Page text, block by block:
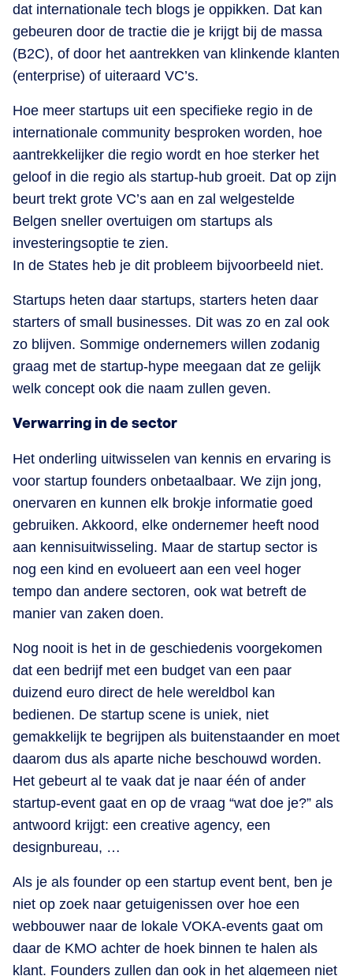
dat internationale tech blogs je oppikken. Dat kan
gebeuren door de tractie die je krijgt bij de massa
(B2C), of door het aantrekken van klinkende klanten
(enterprise) of uiteraard VC’s.
Hoe meer startups uit een specifieke regio in de
internationale community besproken worden, hoe
aantrekkelijker die regio wordt en hoe sterker het
geloof in die regio als startup-hub groeit. Dat op zijn
beurt trekt grote VC’s aan en zal welgestelde
Belgen sneller overtuigen om startups als
investeringsoptie te zien.
In de States heb je dit probleem bijvoorbeeld niet.
Startups heten daar startups, starters heten daar
starters of small businesses. Dit was zo en zal ook
zo blijven. Sommige ondernemers willen zodanig
graag met de startup-hype meegaan dat ze gelijk
welk concept ook die naam zullen geven.
Verwarring in de sector
Het onderling uitwisselen van kennis en ervaring is
voor startup founders onbetaalbaar. We zijn jong,
onervaren en kunnen elk brokje informatie goed
gebruiken. Akkoord, elke ondernemer heeft nood
aan kennisuitwisseling. Maar de startup sector is
nog een kind en evolueert aan een veel hoger
tempo dan andere sectoren, ook wat betreft de
manier van zaken doen.
Nog nooit is het in de geschiedenis voorgekomen
dat een bedrijf met een budget van een paar
duizend euro direct de hele wereldbol kan
bedienen. De startup scene is uniek, niet
gemakkelijk te begrijpen als buitenstaander en moet
daarom dus als aparte niche beschouwd worden.
Het gebeurt al te vaak dat je naar één of ander
startup-event gaat en op de vraag “wat doe je?” als
antwoord krijgt: een creative agency, een
designbureau, …
Als je als founder op een startup event bent, ben je
niet op zoek naar getuigenissen over hoe een
webbouwer naar de lokale VOKA-events gaat om
daar de KMO achter de hoek binnen te halen als
klant. Founders zullen dan ook in het algemeen niet